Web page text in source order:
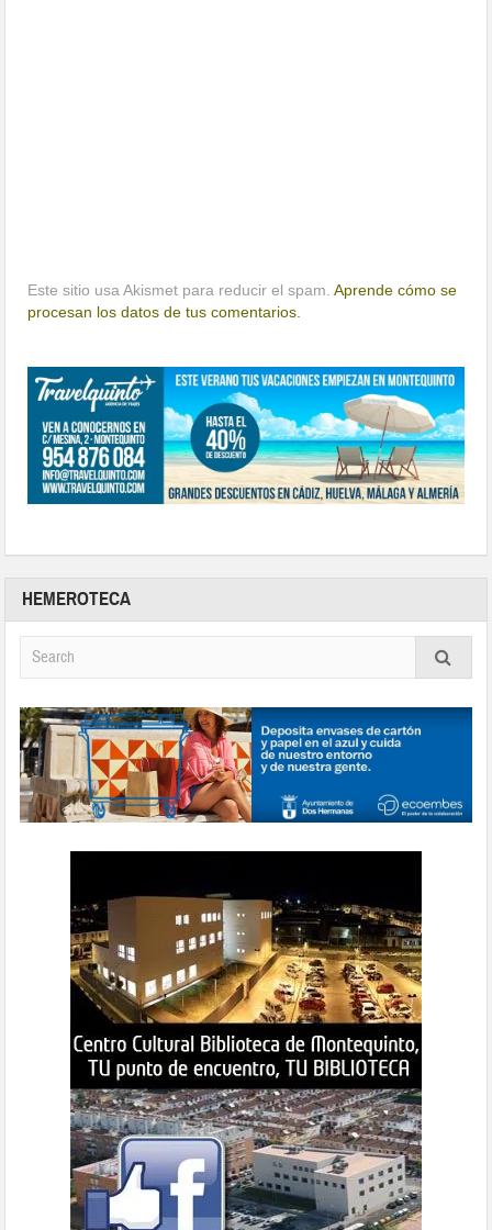
Este sitio usa Akismet para reducir el spam.Aprende cómo se
procesan los datos de tus comentarios.
HEMEROTECA